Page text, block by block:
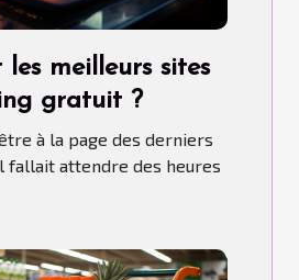
les meilleurs sites
gratuit ?
à la page des derniers
fallait attendre des heures